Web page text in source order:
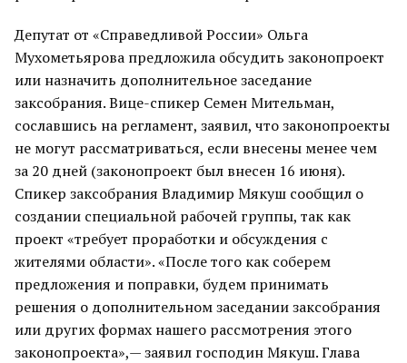
Депутат от «Справедливой России» Ольга
Мухометьярова предложила обсудить законопроект
или назначить дополнительное заседание
заксобрания. Вице-спикер Семен Мительман,
сославшись на регламент, заявил, что законопроекты
не могут рассматриваться, если внесены менее чем
за 20 дней (законопроект был внесен 16 июня).
Спикер заксобрания Владимир Мякуш сообщил о
создании специальной рабочей группы, так как
проект «требует проработки и обсуждения с
жителями области». «После того как соберем
предложения и поправки, будем принимать
решения о дополнительном заседании заксобрания
или других формах нашего рассмотрения этого
законопроекта»,— заявил господин Мякуш. Глава